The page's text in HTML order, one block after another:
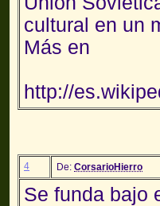
cultural en un
Más en
http://
4 De: CorsarioHierro
Se funda bajo